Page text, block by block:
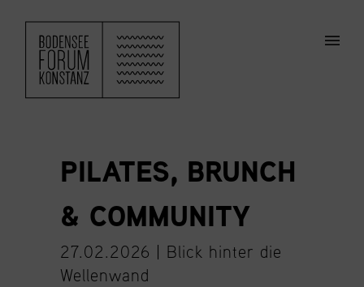
ZUM HAUPTINHALT SPRINGEN
PILATES, BRUNCH
& COMMUNITY
27.02.2026 | Blick hinter die
Wellenwand